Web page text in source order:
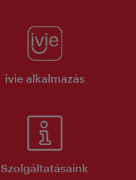
ivie alkalmazás
Szolgáltatásaink